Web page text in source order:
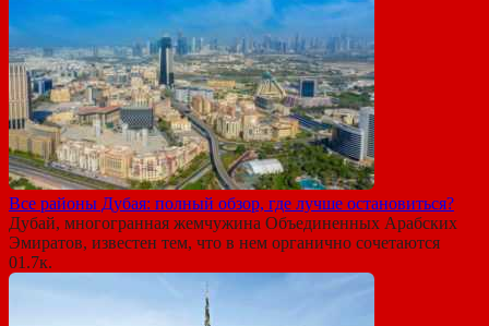
Все районы Дубая: полный обзор, где лучше остановиться?
Дубай, многогранная жемчужина Объединенных Арабских
Эмиратов, известен тем, что в нем органично сочетаются
01.7к.